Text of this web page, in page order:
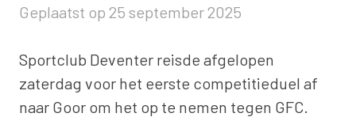
Geplaatst op 25 september 2025
Sportclub Deventer reisde afgelopen
zaterdag voor het eerste competitieduel af
naar Goor om het op te nemen tegen GFC.